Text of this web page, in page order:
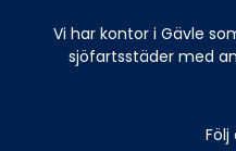
Vi har kontor i Gävle
sjöfartsstäder med
Följ